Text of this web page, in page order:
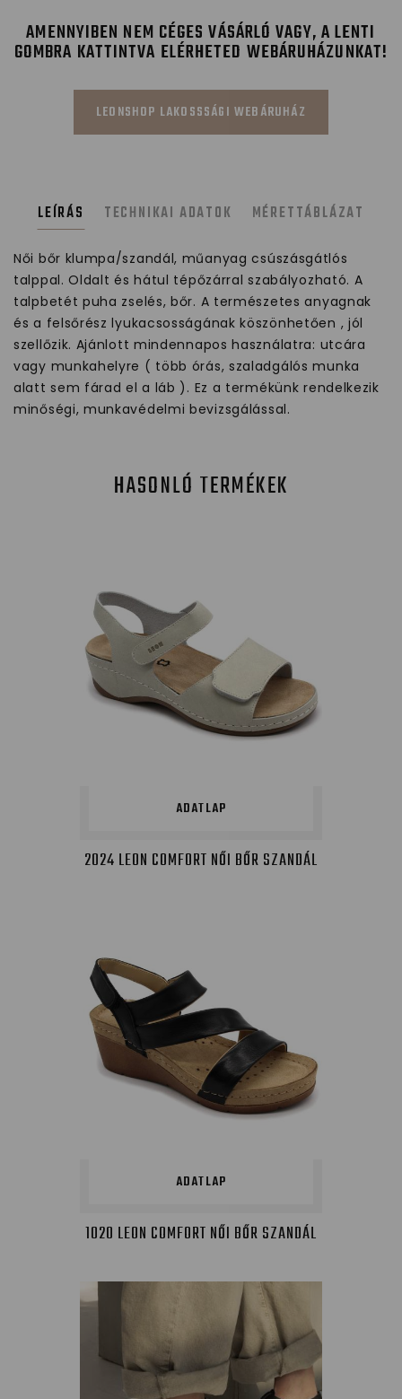
AMENNYIBEN NEM CÉGES VÁSÁRLÓ VAGY, A LENTI
GOMBRA KATTINTVA ELÉRHETED WEBÁRUHÁZUNKAT!
LEONSHOP LAKOSSSÁGI WEBÁRUHÁZ
LEÍRÁS TECHNIKAI ADATOK MÉRETTÁBLÁZAT
Női bőr klumpa/szandál, műanyag csúszásgátlós
talppal. Oldalt és hátul tépőzárral szabályozható. A
talpbetét puha zselés, bőr. A természetes anyagnak
és a felsőrész lyukacsosságának köszönhetően , jól
szellőzik. Ajánlott mindennapos használatra: utcára
vagy munkahelyre ( több órás, szaladgálós munka
alatt sem fárad el a láb ). Ez a termékünk rendelkezik
minőségi, munkavédelmi bevizsgálással.
HASONLÓ TERMÉKEK
ADATLAP
2024 LEON COMFORT NŐI BŐR SZANDÁL
ADATLAP
1020 LEON COMFORT NŐI BŐR SZANDÁL